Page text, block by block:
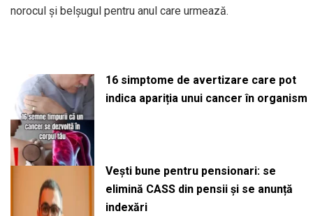
norocul și belșugul pentru anul care urmează.
16 simptome de avertizare care pot
indica apariția unui cancer în organism
Vești bune pentru pensionari: se
elimină CASS din pensii și se anunță
indexări